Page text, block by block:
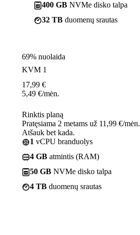
400 GB NVMe disko talpa
32 TB duomenų srautas
69% nuolaida
KVM 1
17,99 €
5,49 €/mėn.
Rinktis planą
Pratęsiama 2 metams už 11,99 €/mėn.
Atšauk bet kada.
1 vCPU branduolys
4 GB atmintis (RAM)
50 GB NVMe disko talpa
4 TB duomenų srautas